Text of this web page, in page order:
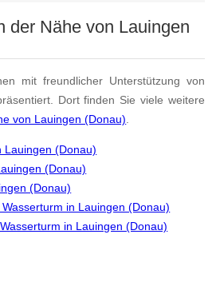
der Nähe von Lauingen
mit freundlicher Unterstützung von
Dort finden Sie viele weitere
von Lauingen (Donau)
Lauingen (Donau)
(Donau)
(Donau)
in Lauingen (Donau)
in Lauingen (Donau)